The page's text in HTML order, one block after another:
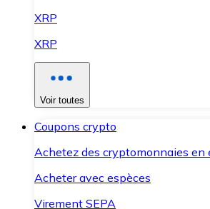
XRP
XRP
Voir toutes
Coupons crypto
Achetez des cryptomonnaies en
Acheter avec espèces
Virement SEPA